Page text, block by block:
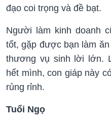
đạo coi trọng và đề bạt.
Người làm kinh doanh
tốt, gặp được bạn làm
thương vụ sinh lời lớn.
hết mình, con giáp này
rủng rỉnh.
Tuổi Ngọ